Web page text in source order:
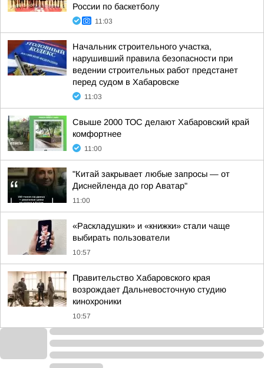
России по баскетболу
11:03
Начальник строительного участка,
нарушивший правила безопасности при
ведении строительных работ предстанет
перед судом в Хабаровске
11:03
Свыше 2000 ТОС делают Хабаровский край
комфортнее
11:00
"Китай закрывает любые запросы — от
Диснейленда до гор Аватар"
11:00
«Раскладушки» и «книжки» стали чаще
выбирать пользователи
10:57
Правительство Хабаровского края
возрождает Дальневосточную студию
кинохроники
10:57